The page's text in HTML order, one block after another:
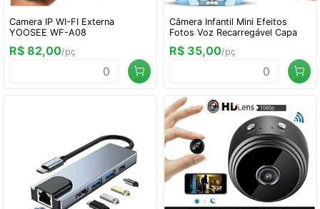
Camera IP WI-FI Externa
YOOSEE WF-A08
R$ 82,00/pç
Câmera Infantil Mini Efeitos
Fotos Voz Recarregável Capa
R$ 35,00/pç